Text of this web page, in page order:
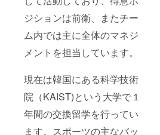
ジションは前衛、またチー
ム内では主に全体のマネジ
メントを担当しています。
現在は韓国にある科学技術
院（KAIST)という大学で１
年間の交換留学を行ってい
ます。スポーツの主なバッ